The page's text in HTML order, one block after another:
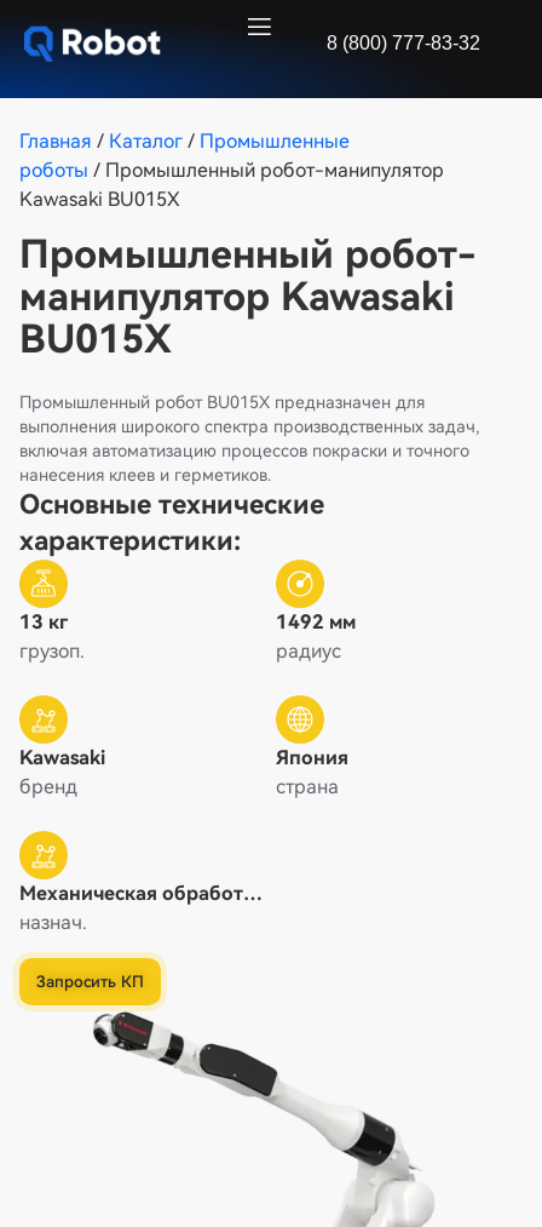
8 (800) 777-83-32
Главная / Каталог / Промышленные
роботы / Промышленный робот-манипулятор
Kawasaki BU015X
Промышленный робот-
манипулятор Kawasaki
BU015X
Промышленный робот BU015X предназначен для
выполнения широкого спектра производственных задач,
включая автоматизацию процессов покраски и точного
нанесения клеев и герметиков.
Основные технические
характеристики:
13 кг
грузоп.
1492 мм
радиус
Kawasaki
бренд
Япония
страна
Механическая обработка
/ Машинная обработка /
Полировка, Нанесение /
Покраска / Склеивание,
Резка / Разделение,
назнач.
Запросить КП